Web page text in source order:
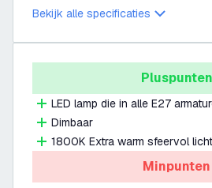
Bekijk alle specificaties
Pluspunten
LED lamp die in alle E27
Dimbaar
1800K Extra warm sfeervol licht
Minpunten